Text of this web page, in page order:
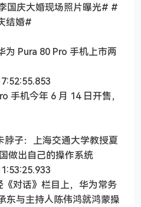
国庆大婚现场照片曝光# #
结婚#
Pura 80 Pro 手机上市两
手机今年 6 月 14 日开售，
脖子：上海交通大学教授夏
做出自己的操作系统
对话》栏目上，华为常务
东与主持人陈伟鸿就鸿蒙操